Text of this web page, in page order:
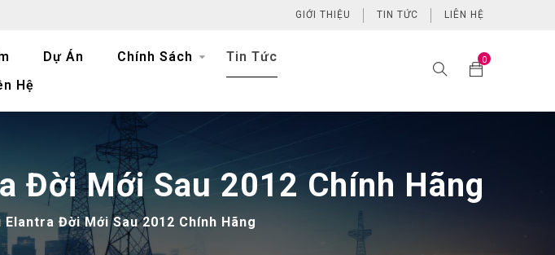
GIỚI THIỆU TIN TỨC LIÊN HỆ
Dự Án Chính Sách
Tin Tức
Hệ
0
Đời Mới Sau 2012 Chính Hãng
Elantra Đời Mới Sau 2012 Chính Hãng